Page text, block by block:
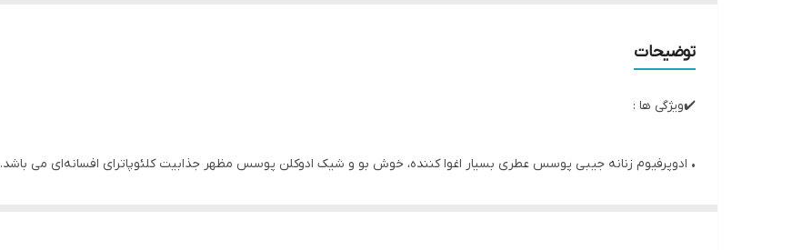
توضیحات
✔️ویژگی ها :
• ادوپرفیوم زنانه جیبی پوسس عطری بسیار اغوا کننده، خوش بو و شیک ادوکلن پوسس مظهر جذابیت کلئوپاترای افسانه‌ای می باشد.